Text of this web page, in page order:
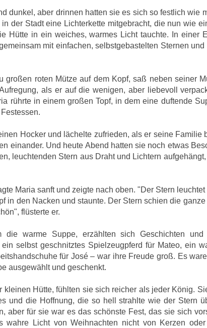
dunkel, aber drinnen hatten sie es sich so festlich wie
in der Stadt eine Lichterkette mitgebracht, die nun wie
Hütte in ein weiches, warmes Licht tauchte. In einer
mit einfachen, selbstgebastelten Sternen
großen roten Mütze auf dem Kopf, saß neben seiner
als er auf die wenigen, aber liebevoll
rührte in einem großen Topf, in dem eine duftende
Hocker und lächelte zufrieden, als er seine Familie
einander. Und heute Abend hatten sie noch etwas
leuchtenden Stern aus Draht und Lichtern
Maria sanft und zeigte nach oben. "Der Stern leuchtet
in den Nacken und staunte. Der Stern schien die
flüsterte er.
die warme Suppe, erzählten sich Geschichten
selbst geschnitztes Spielzeugpferd für Mateo, ein
für José – war ihre Freude groß. Es
ausgewählt und geschenkt.
kleinen Hütte, fühlten sie sich reicher als jeder König.
und die Hoffnung, die so hell strahlte wie der Stern
aber für sie war es das schönste Fest, das sie sich
wahre Licht von Weihnachten nicht von Kerzen oder